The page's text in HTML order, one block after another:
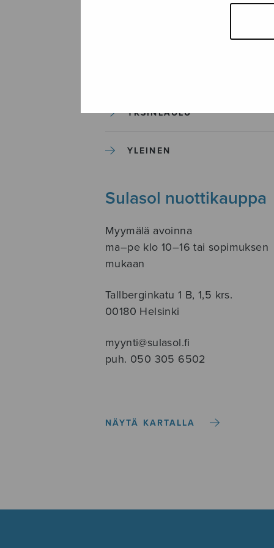
SOITINKOULUT JA OPPAAT
YKSINLAULU
YLEINEN
Sulasol nuottikauppa
Myymälä avoinna
ma–pe klo 10–16 tai sopimuksen
mukaan
Tallberginkatu 1 B, 1,5 krs.
00180 Helsinki
myynti@sulasol.fi
puh. 050 305 6502
NÄYTÄ KARTALLA